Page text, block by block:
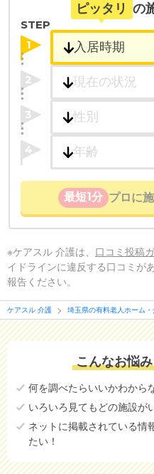
ピッタリ の
STEP
1
2
3
4
最短1分 プロに
※ケアスル 介護は、 口コミ投稿
イドラインに違反する口コミが
報告ください。
ケアスル 介護 埼玉県の有料老人ホーム
こんなお悩
何を調べたらいいかわから
いろいろ見てもどの施設が
ネットに掲載されている情
たい！